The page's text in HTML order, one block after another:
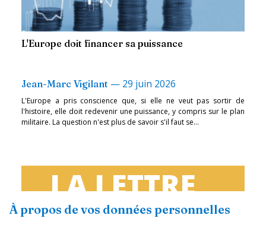
À propos de vos données personnelles
L'Europe doit financer sa puissance
Jean-Marc Vigilant — 29 juin 2026
L'Europe a pris conscience que, si elle ne veut pas sortir de
l'histoire, elle doit redevenir une puissance, y compris sur le plan
militaire. La question n'est plus de savoir s'il faut se...
LA LETTRE
SCHUMAN